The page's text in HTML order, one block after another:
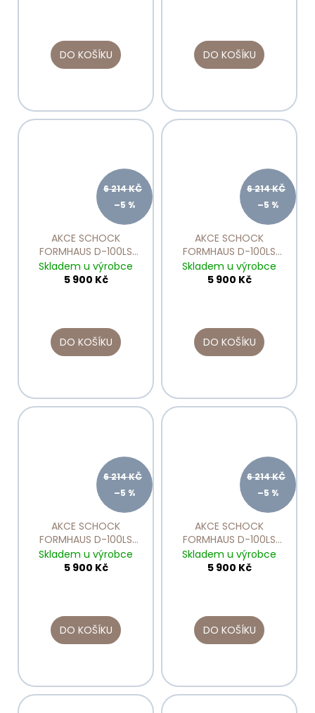
DO KOŠÍKU DO KOŠÍKU
6 214 KČ
–5 %
AKCE SCHOCK
FORMHAUS D-100LS
Asphalt
Skladem u výrobce
5 900 Kč
DO KOŠÍKU
6 214 KČ
–5 %
AKCE SCHOCK
FORMHAUS D-100LS
Croma
Skladem u výrobce
5 900 Kč
DO KOŠÍKU
6 214 KČ
–5 %
AKCE SCHOCK
FORMHAUS D-100LS
Nero
Skladem u výrobce
5 900 Kč
DO KOŠÍKU
6 214 KČ
–5 %
AKCE SCHOCK
FORMHAUS D-100LS
Onyx
Skladem u výrobce
5 900 Kč
DO KOŠÍKU